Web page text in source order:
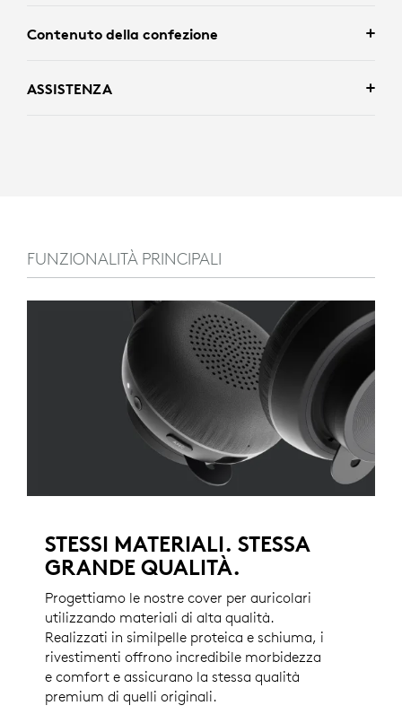
Contenuto della confezione
ASSISTENZA
FUNZIONALITÀ PRINCIPALI
STESSI MATERIALI. STESSA
GRANDE QUALITÀ.
Progettiamo le nostre cover per auricolari
utilizzando materiali di alta qualità.
Realizzati in similpelle proteica e schiuma, i
rivestimenti offrono incredibile morbidezza
e comfort e assicurano la stessa qualità
premium di quelli originali.